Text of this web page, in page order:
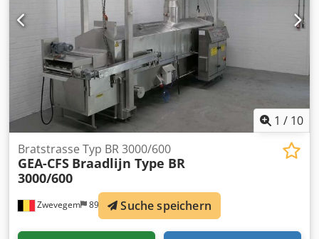
1 / 10
Zwevegem 892 km
Bratstrasse Typ BR 3000/600
GEA-CFS Braadlijn Type BR
3000/600
Suche speichern